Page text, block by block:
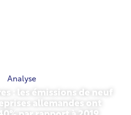
Analyse
: les émissions de neuf
allemandes ont